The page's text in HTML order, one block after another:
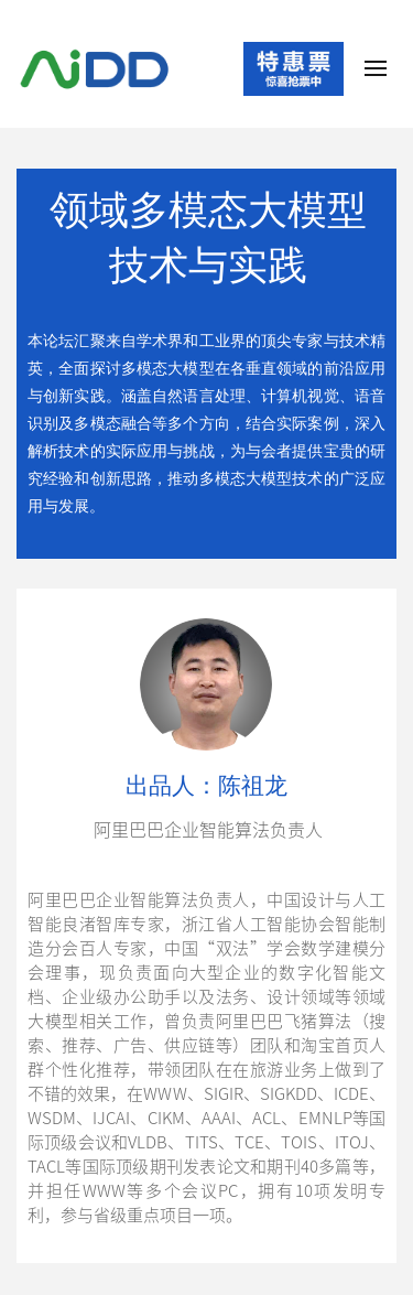
出品人：陈祖龙
阿里巴巴企业智能算法负责人
阿里巴巴企业智能算法负责人，中国设计与人工
智能良渚智库专家，浙江省人工智能协会智能制
造分会百人专家，中国“双法”学会数学建模分
会理事，现负责面向大型企业的数字化智能文
档、企业级办公助手以及法务、设计领域等领域
大模型相关工作，曾负责阿里巴巴飞猪算法（搜
索、推荐、广告、供应链等）团队和淘宝首页人
群个性化推荐，带领团队在在旅游业务上做到了
不错的效果，在WWW、SIGIR、SIGKDD、ICDE、
WSDM、IJCAI、CIKM、AAAI、ACL、EMNLP等国
际顶级会议和VLDB、TITS、TCE、TOIS、ITOJ、
TACL等国际顶级期刊发表论文和期刊40多篇等，
并担任WWW等多个会议PC，拥有10项发明专
利，参与省级重点项目一项。
领域多模态大模型
技术与实践
本论坛汇聚来自学术界和工业界的顶尖专家与技术精
英，全面探讨多模态大模型在各垂直领域的前沿应用
与创新实践。涵盖自然语言处理、计算机视觉、语音
识别及多模态融合等多个方向，结合实际案例，深入
解析技术的实际应用与挑战，为与会者提供宝贵的研
究经验和创新思路，推动多模态大模型技术的广泛应
用与发展。